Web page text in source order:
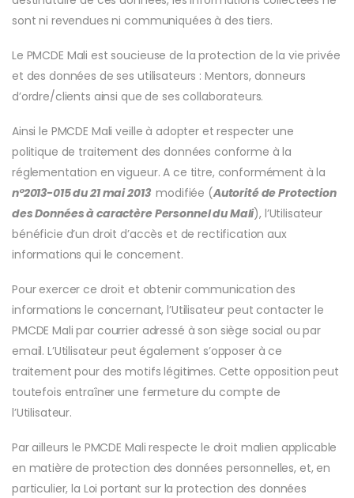
sont ni revendues ni communiquées à des tiers.
Le PMCDE Mali est soucieuse de la protection de la vie privée
et des données de ses utilisateurs : Mentors, donneurs
d’ordre/clients ainsi que de ses collaborateurs.
Ainsi le PMCDE Mali veille à adopter et respecter une
politique de traitement des données conforme à la
réglementation en vigueur. A ce titre, conformément à la
n°2013-015 du 21 mai 2013 modifiée (Autorité de Protection
des Données à caractère Personnel du Mali), l’Utilisateur
bénéficie d’un droit d’accès et de rectification aux
informations qui le concernent.
Pour exercer ce droit et obtenir communication des
informations le concernant, l’Utilisateur peut contacter le
PMCDE Mali par courrier adressé à son siège social ou par
email. L’Utilisateur peut également s’opposer à ce
traitement pour des motifs légitimes. Cette opposition peut
toutefois entraîner une fermeture du compte de
l’Utilisateur.
Par ailleurs le PMCDE Mali respecte le droit malien applicable
en matière de protection des données personnelles, et, en
particulier, la Loi portant sur la protection des données